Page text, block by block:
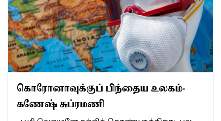
கொரோனாவுக்குப் பிந்தைய உலகம்-
கணேஷ் சுப்ரமணி